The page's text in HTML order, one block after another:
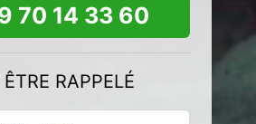
70 14 33 60
RAPPELÉ